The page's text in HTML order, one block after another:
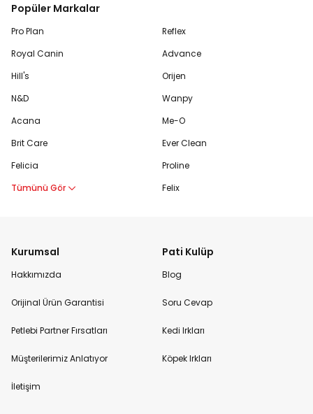
Popüler Markalar
Pro Plan
Royal Canin
Hill's
N&D
Acana
Brit Care
Felicia
Tümünü Gör
Reflex
Advance
Orijen
Wanpy
Me-O
Ever Clean
Proline
Felix
Kurumsal
Hakkımızda
Orijinal Ürün Garantisi
Petlebi Partner Fırsatları
Müşterilerimiz Anlatıyor
İletişim
Pati Kulüp
Blog
Soru Cevap
Kedi Irkları
Köpek Irkları